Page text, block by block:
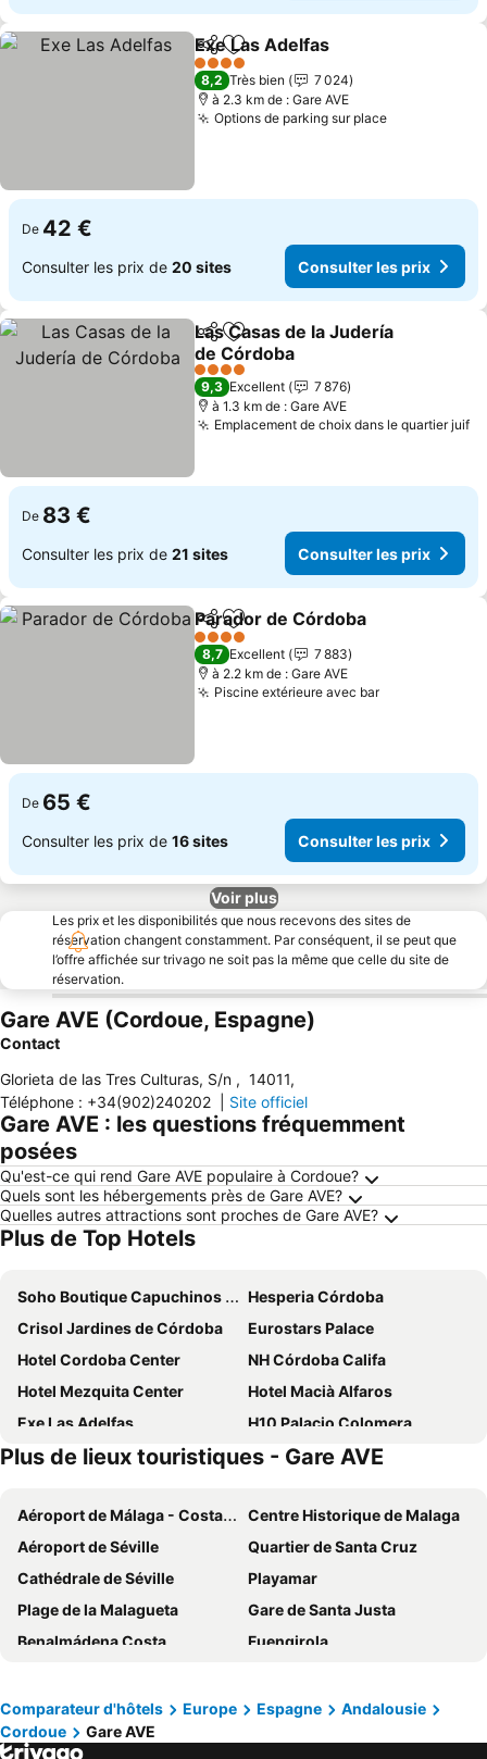
PartagerAjouter à mes favoris
Exe Las Adelfas
4 Étoiles
8,2 Très bien
7 024
à 2.3 km de : Gare AVE
Options de parking sur place
De 42 €
Consulter les prix de 20 sites Consulter les prix
PartagerAjouter à mes favoris
Las Casas de la Judería
de Córdoba
4 Étoiles
9,3 Excellent
7 876
à 1.3 km de : Gare AVE
Emplacement de choix dans le quartier juif
De 83 €
Consulter les prix de 21 sites Consulter les prix
PartagerAjouter à mes favoris
Parador de Córdoba
4 Étoiles
8,7 Excellent
7 883
à 2.2 km de : Gare AVE
Piscine extérieure avec bar
De 65 €
Consulter les prix de 16 sites Consulter les prix
Voir plus
Les prix et les disponibilités que nous recevons des sites de
réservation changent constamment. Par conséquent, il se peut que
l’offre affichée sur trivago ne soit pas la même que celle du site de
réservation.
Gare AVE (Cordoue, Espagne)
Contact
Glorieta de las Tres Culturas, S/n , 14011,
Téléphone : +34(902)240202 Site officiel
Gare AVE : les questions fréquemment
posées
Qu'est-ce qui rend Gare AVE populaire à Cordoue?
Quels sont les hébergements près de Gare AVE?
Quelles autres attractions sont proches de Gare AVE?
Plus de Top Hotels
Soho Boutique Capuchinos & Spa
Hesperia Córdoba
Crisol Jardines de Córdoba
Eurostars Palace
Hotel Cordoba Center
NH Córdoba Califa
Hotel Mezquita Center
Hotel Macià Alfaros
Exe Las Adelfas
H10 Palacio Colomera
Hotel Córdoba Centro
Parador de Córdoba
Eurostars Maimonides
Eurostars Azahar
Hotel Eurostars Patios de Córdoba
Soho Boutique Cordoba
Exe Ciudad de Cordoba
La Boutique Puerta Osario
Hotel Selu
Hotel Serrano
Hotel DWO Finca Los Abetos
Hotel Plateros
Sercotel Córdoba Delicias
NH Collection Palacio de Córdoba
AC Hotel Cordoba
Plus de lieux touristiques - Gare AVE
Aéroport de Málaga - Costa del Dol
Centre Historique de Malaga
Aéroport de Séville
Quartier de Santa Cruz
Cathédrale de Séville
Playamar
Plage de la Malagueta
Gare de Santa Justa
Benalmádena Costa
Fuengirola
Alhambra
Place d'Espagne
Gare Vialia - Maria Zambrano
Comparateur d'hôtels Europe Espagne
Andalousie
Cordoue
Gare AVE